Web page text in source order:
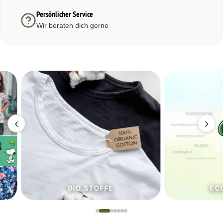
Persönlicher Service
Wir beraten dich gerne
‹
BIO.STOFFE
›